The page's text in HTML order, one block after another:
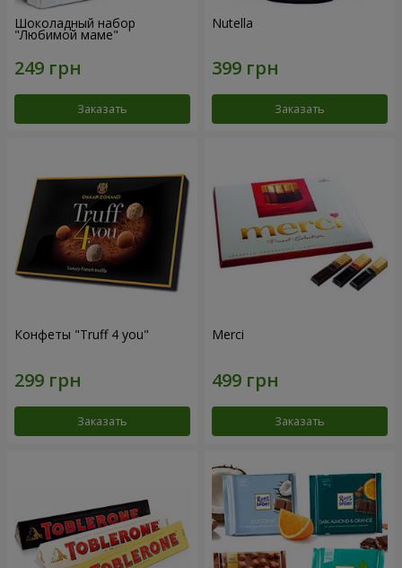
Шоколадный набор
"Любимой маме"
Заказать
Nutella
Заказать
Конфеты "Truff 4 you"
Заказать
Merci
Заказать